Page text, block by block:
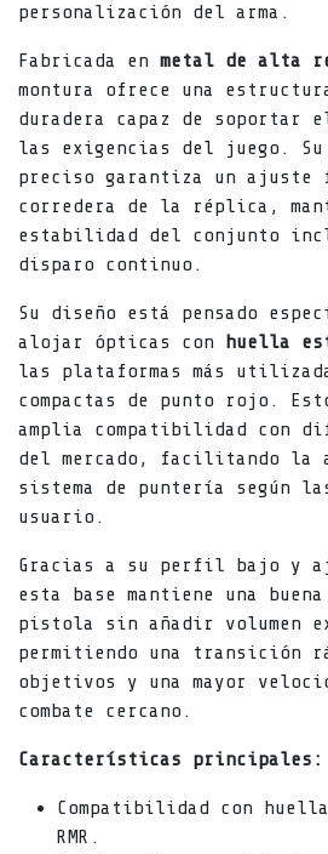
personalización del arma.
Fabricada en metal de alta
montura ofrece una
duradera capaz de soportar
las exigencias del juego. Su
preciso garantiza un ajuste
corredera de la réplica,
estabilidad del conjunto
disparo continuo.
Su diseño está pensado
alojar ópticas con
huella
las plataformas más
compactas de punto rojo.
amplia compatibilidad con
del mercado, facilitando la
sistema de puntería según
usuario.
Gracias a su perfil bajo y
esta base mantiene una
pistola sin añadir volumen
permitiendo una transición
objetivos y una mayor
combate cercano.
Características principales:
Compatibilidad con
RMR.